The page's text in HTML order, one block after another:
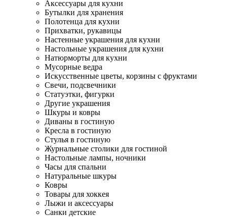
Аксессуары для кухни
Бутылки для хранения
Полотенца для кухни
Прихватки, рукавицы
Настенные украшения для кухни
Настольные украшения для кухни
Натюрморты для кухни
Мусорные ведра
Искусственные цветы, корзины с фруктами
Свечи, подсвечники
Статуэтки, фигурки
Другие украшения
Шкуры и ковры
Диваны в гостиную
Кресла в гостиную
Стулья в гостиную
Журнальные столики для гостиной
Настольные лампы, ночники
Часы для спальни
Натуральные шкуры
Ковры
Товары для хоккея
Лыжи и аксессуары
Санки детские